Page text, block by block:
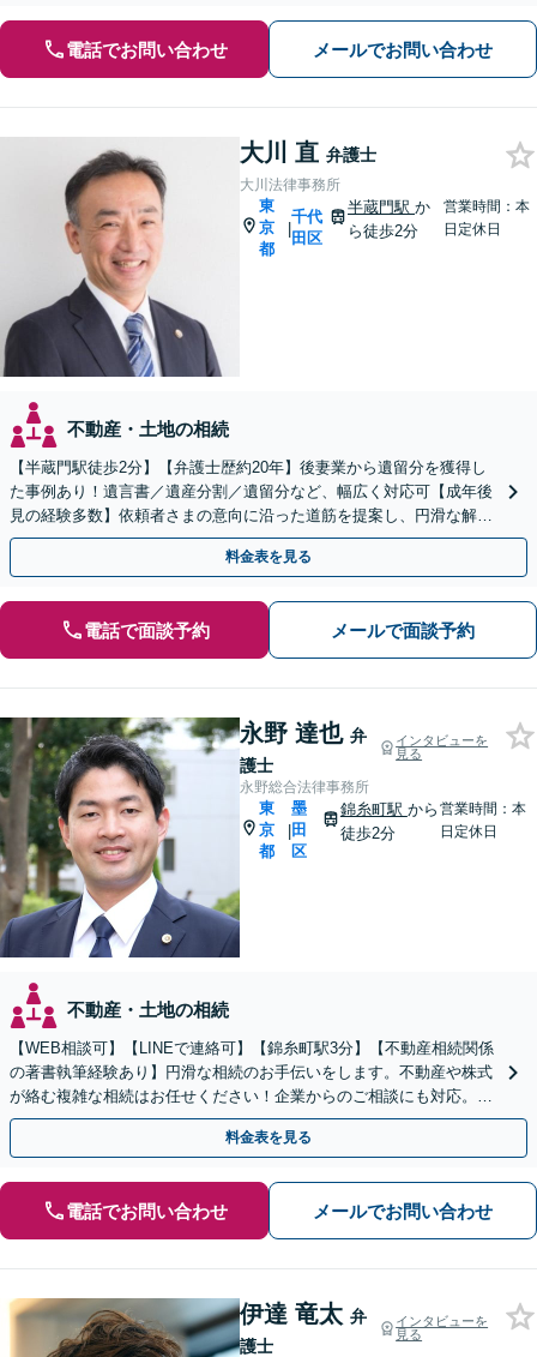
電話でお問い合わせ メールでお問い合わせ
大川 直 弁護士
大川法律事務所
東
京
都
|
千代
田区
半蔵門駅か
ら徒歩2分
営業時間：本
日定休日
不動産・土地の相続
【半蔵門駅徒歩2分】【弁護士歴約20年】後妻業から遺留分を獲得し
た事例あり！遺言書／遺産分割／遺留分など、幅広く対応可【成年後
見の経験多数】依頼者さまの意向に沿った道筋を提案し、円滑な解決
に導きます【初回相談30分無料】【夜間・土日相談可】
料金表を見る
電話で面談予約 メールで面談予約
永野 達也 弁
護士
インタビューを
見る
永野総合法律事務所
東
京
都
|
墨
田
区
錦糸町駅 から
徒歩2分
営業時間：本
日定休日
不動産・土地の相続
【WEB相談可】【LINEで連絡可】【錦糸町駅3分】【不動産相続関係
の著書執筆経験あり】円滑な相続のお手伝いをします。不動産や株式
が絡む複雑な相続はお任せください！企業からのご相談にも対応。事
業承継も対応可能【休日・夜間対応】
料金表を見る
電話でお問い合わせ メールでお問い合わせ
伊達 竜太 弁
護士
インタビューを
見る